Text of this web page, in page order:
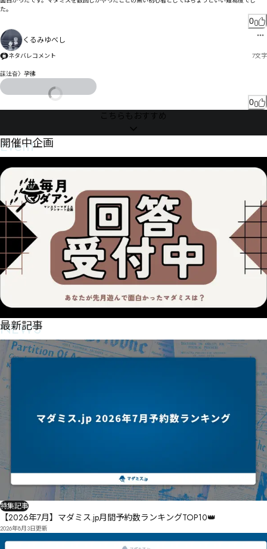
た。
0
くるみゆべし
ネタバレコメント 7文字
菋汢奋〉孕彿
0
こちらもおすすめ
Event
開催中企画
NEWS
最新記事
特集記事
【2026年7月】マダミス.jp月間予約数ランキングTOP10👑
2026年8月3日更新